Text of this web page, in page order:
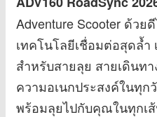
Adventure Scooter ด้วย
เทคโนโลยีเชื่อมต่อสุดล้ำ
สำหรับสายลุย สายเดินท
ความอเนกประสงค์ในทุ
พร้อมลุยไปกับคุณในทุกเ